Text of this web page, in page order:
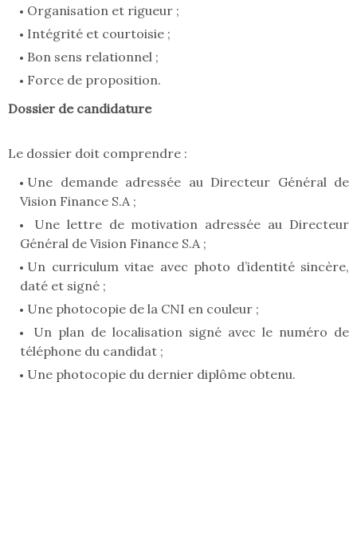
Organisation et rigueur ;
Intégrité et courtoisie ;
Bon sens relationnel ;
Force de proposition.
Dossier de candidature
Le dossier doit comprendre :
Une demande adressée au Directeur Général de
Vision Finance S.A ;
Une lettre de motivation adressée au Directeur
Général de Vision Finance S.A ;
Un curriculum vitae avec photo d’identité sincère,
daté et signé ;
Une photocopie de la CNI en couleur ;
Un plan de localisation signé avec le numéro de
téléphone du candidat ;
Une photocopie du dernier diplôme obtenu.